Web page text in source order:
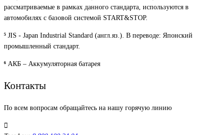
рассматриваемые в рамках данного стандарта, используются в
автомобилях с базовой системой START&STOP.
⁵ JIS - Japan Industrial Standard (англ.яз.). В переводе: Японский
промышленный стандарт.
⁶ АКБ – Аккумуляторная батарея
Контакты
По всем вопросам обращайтесь на нашу горячую линию